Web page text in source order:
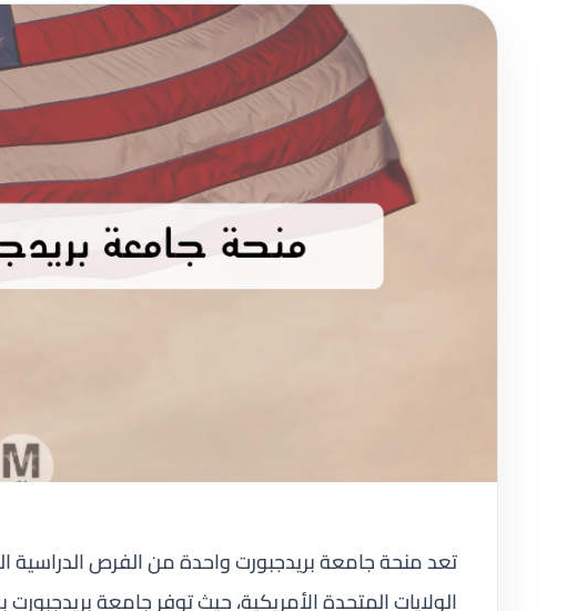
تعد منحة جامعة بريدجبورت واحدة من الفرص الدراسية
الولايات المتحدة الأمريكية، حيث توفر جامعة